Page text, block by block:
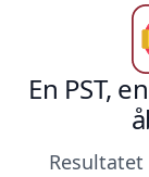
En PST,